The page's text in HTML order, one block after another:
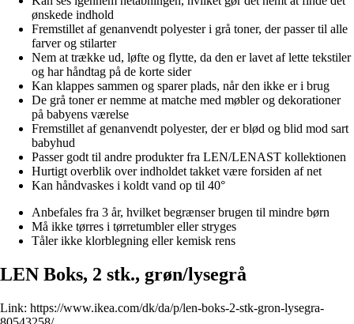
ønskede indhold
Fremstillet af genanvendt polyester i grå toner, der passer til alle
farver og stilarter
Nem at trække ud, løfte og flytte, da den er lavet af lette tekstiler
og har håndtag på de korte sider
Kan klappes sammen og sparer plads, når den ikke er i brug
De grå toner er nemme at matche med møbler og dekorationer
på babyens værelse
Fremstillet af genanvendt polyester, der er blød og blid mod sart
babyhud
Passer godt til andre produkter fra LEN/LENAST kollektionen
Hurtigt overblik over indholdet takket være forsiden af net
Kan håndvaskes i koldt vand op til 40°
Anbefales fra 3 år, hvilket begrænser brugen til mindre børn
Må ikke tørres i tørretumbler eller stryges
Tåler ikke klorblegning eller kemisk rens
LEN Boks, 2 stk., grøn/lysegrå
Link: https://www.ikea.com/dk/da/p/len-boks-2-stk-gron-lysegra-